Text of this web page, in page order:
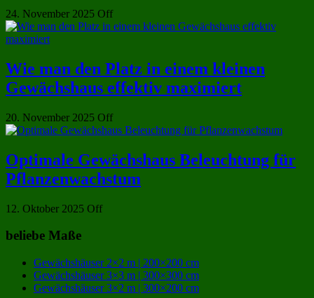
24. November 2025 Off
Wie man den Platz in einem kleinen
Gewächshaus effektiv maximiert
20. November 2025 Off
Optimale Gewächshaus Beleuchtung für
Pflanzenwachstum
12. Oktober 2025 Off
beliebe Maße
Gewächshäuser 2×2 m | 200×200 cm
Gewächshäuser 3×3 m | 300×300 cm
Gewächshäuser 3×2 m | 300×200 cm